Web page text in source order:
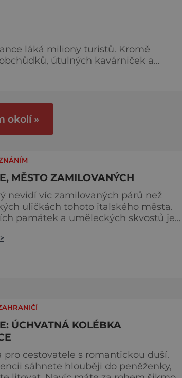
láká miliony turistů. Kromě
útulných kavárniček a
v raném středověku se stala
okolí »
MĚSTO ZAMILOVANÝCH
nevidí víc zamilovaných párů než
uličkách tohoto italského města.
památek a uměleckých skvostů je
Santa Croce, kde
ÚCHVATNÁ KOLÉBKA
pro cestovatele s romantickou duší.
sáhnete hlouběji do peněženky,